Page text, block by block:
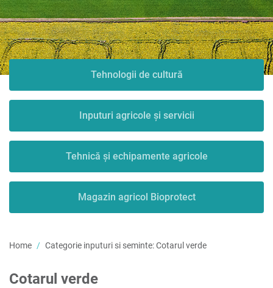
Tehnologii de cultură
Inputuri agricole și servicii
Tehnică și echipamente agricole
Magazin agricol Bioprotect
Home Categorie inputuri si seminte:Cotarul verde
Cotarul verde